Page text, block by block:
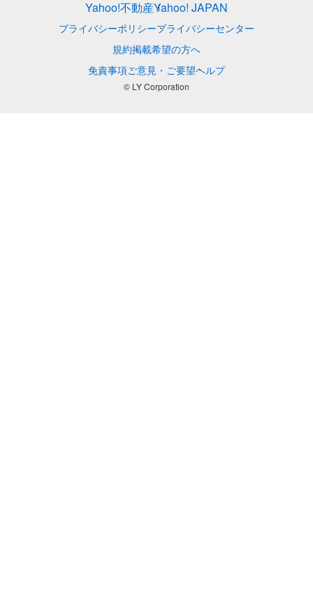
Yahoo!不動産Yahoo! JAPAN
プライバシーポリシープライバシーセンター
規約掲載希望の方へ
免責事項ご意見・ご要望ヘルプ
© LY Corporation